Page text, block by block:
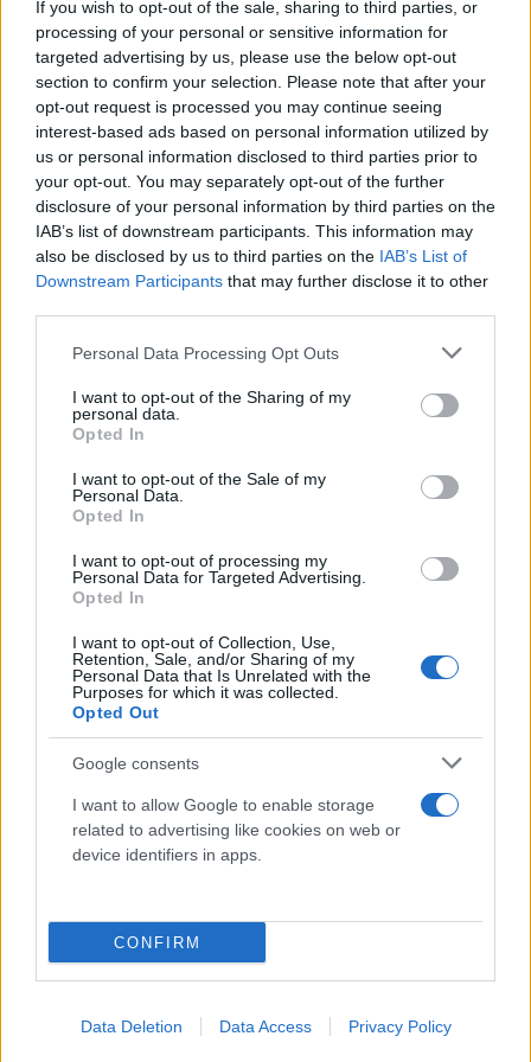
If you wish to opt-out of the sale, sharing to third parties, or
processing of your personal or sensitive information for
targeted advertising by us, please use the below opt-out
section to confirm your selection. Please note that after your
opt-out request is processed you may continue seeing
interest-based ads based on personal information utilized by
us or personal information disclosed to third parties prior to
your opt-out. You may separately opt-out of the further
disclosure of your personal information by third parties on the
IAB’s list of downstream participants. This information may
also be disclosed by us to third parties on the IAB’s List of
Downstream Participants that may further disclose it to other
Please note that this website/app uses one or more Google
not limited to your visit or usage behaviour. You may click to
grant or deny consent to Google and its third-party tags to
use your data for below specified purposes in below Google
consent section.
Personal Data Processing Opt Outs
I want to opt-out of the Sharing of my
personal data.
Opted In
I want to opt-out of the Sale of my
Personal Data.
Opted In
I want to opt-out of processing my
Personal Data for Targeted Advertising.
Opted In
I want to opt-out of Collection, Use,
Retention, Sale, and/or Sharing of my
Personal Data that Is Unrelated with the
Purposes for which it was collected.
Opted Out
Google consents
I want to allow Google to enable storage
related to advertising like cookies on web or
device identifiers in apps.
CONFIRM
Data Deletion Data Access Privacy Policy
εισοδήματα επηρεάζονται περισσότερο. Έξι στους
δέκα βάζουν τακτικά στην άκρη ένα ταμείο
έκτακτης ανάγκης για τις δύσκολες μέρες και το
29% παραδέχεται ότι οι αναφορές για οικονομική
αστάθεια τους προκαλούν ανησυχία.
Η φετινή έκθεση δείχνει επίσης μια αλλαγή στους
λόγους για τις καθυστερημένες πληρωμές: η
έλλειψη κεφαλαίων έχει γίνει και πάλι το κυρίαρχο
ζήτημα. Το φαινόμενο αυτό επηρεάζει ιδιαίτερα τη
Ένα πρόσθετο βάρος για τους νέους είναι η
λεγόμενη πίεση των προσδοκιών. Όπως
δικτύωσης συχνά δημιουργούν μη ρεαλιστικά
πρότυπα, οδηγώντας σε οικονομικές και
ψυχολογικές εντάσεις. Σύμφωνα με την έρευνα,
ένας στους τρεις Ευρωπαίους παραδέχεται ότι η
επηρεάσει αρνητικά την ψυχική του υγεία.